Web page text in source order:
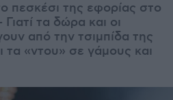
πεσκέσι της εφορίας στο
τα δώρα και οι
από την τσιμπίδα της
«ντου» σε γάμους και